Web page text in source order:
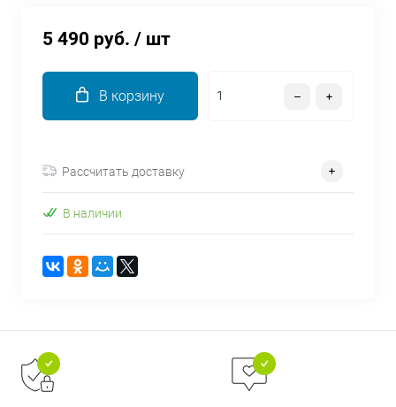
5 490 руб. / шт
В корзину
Рассчитать доставку
В наличии
раз в 2 недели